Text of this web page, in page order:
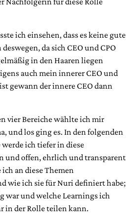
ich einsehen, dass es keine gute
da sich CEO und CPO
in den Haaren liegen
auch mein innerer CEO und
gewann der innere CEO dann
vier Bereiche wählte ich mir
und los ging es. In den folgenden
ich tiefer in diese
und offen, ehrlich und transparent
an diese Themen
wie ich sie für Nuri definiert habe;
war und welche Learnings ich
in der Rolle teilen kann.